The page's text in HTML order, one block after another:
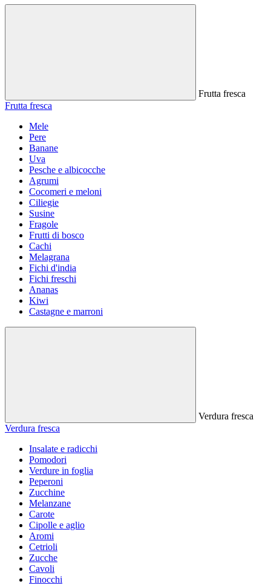
Frutta fresca
Frutta fresca
Mele
Pere
Banane
Uva
Pesche e albicocche
Agrumi
Cocomeri e meloni
Ciliegie
Susine
Fragole
Frutti di bosco
Cachi
Melagrana
Fichi d'india
Fichi freschi
Ananas
Kiwi
Castagne e marroni
Verdura fresca
Verdura fresca
Insalate e radicchi
Pomodori
Verdure in foglia
Peperoni
Zucchine
Melanzane
Carote
Cipolle e aglio
Aromi
Cetrioli
Zucche
Cavoli
Finocchi